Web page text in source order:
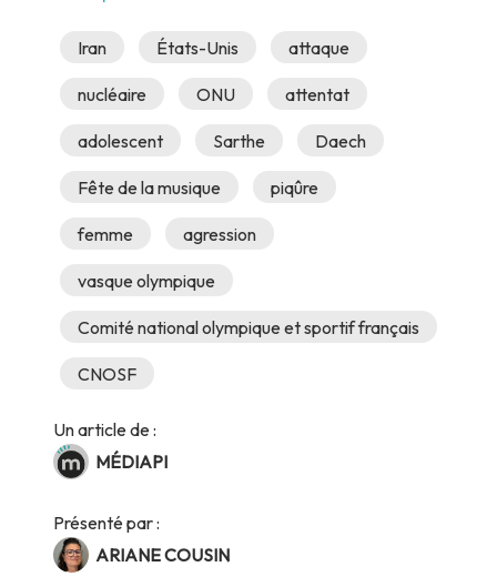
Iran États-Unis attaque
nucléaire ONU attentat
adolescent Sarthe Daech
Fête de la musique piqûre
femme agression
vasque olympique
Comité national olympique et sportif français
CNOSF
Un article de :
MÉDIAPI
Présenté par :
ARIANE COUSIN